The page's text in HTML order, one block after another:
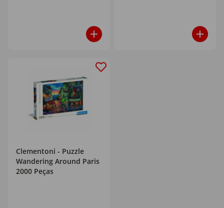
Clementoni - Puzzle
Wandering Around Paris
2000 Peças